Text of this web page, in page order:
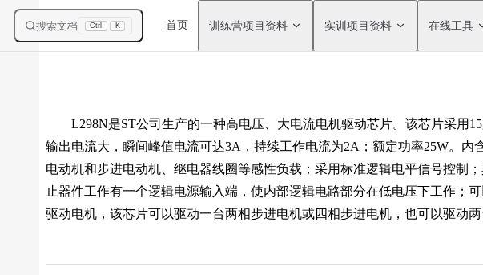
搜索文档 Ctrl K
Main Navigation
首页 训练营项目资料 实训项目资料 在线工具
L298N是ST公司生产的一种高电压、大电流电机驱动芯片。该芯片采用15
输出电流大，瞬间峰值电流可达3A，持续工作电流为2A；额定功率25W。
电动机和步进电动机、继电器线圈等感性负载；采用标准逻辑电平信号控制
止器件工作有一个逻辑电源输入端，使内部逻辑电路部分在低电压下工作；
驱动电机，该芯片可以驱动一台两相步进电机或四相步进电机，也可以驱动两